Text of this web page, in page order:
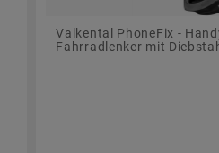
Valkental PhoneFix -
Fahrradlenker mit